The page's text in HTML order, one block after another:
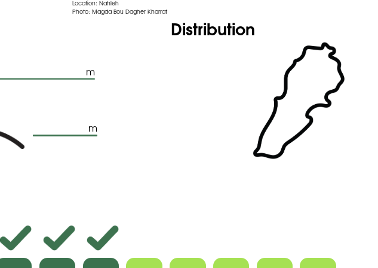
Location: Nahleh
Photo: Magda Bou Dagher Kharrat
m
m
Distribution